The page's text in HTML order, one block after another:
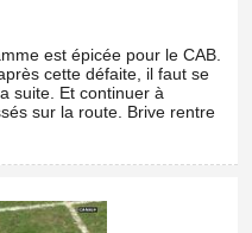
est épicée pour le CAB.
cette défaite, il faut se
suite. Et continuer à
sur la route. Brive rentre